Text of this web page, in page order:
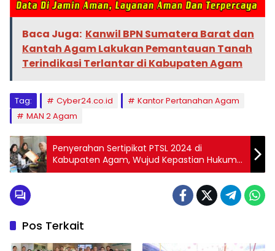
Baca Juga: Kanwil BPN Sumatera Barat dan
Kantah Agam Lakukan Pemantauan Tanah
Terindikasi Terlantar di Kabupaten Agam
Tag: Cyber24.co.id
Kantor Pertanahan Agam
MAN 2 Agam
Penyerahan Sertipikat PTSL 2024 di
Kabupaten Agam, Wujud Kepastian Hukum
bagi Masyarakat
Pos Terkait